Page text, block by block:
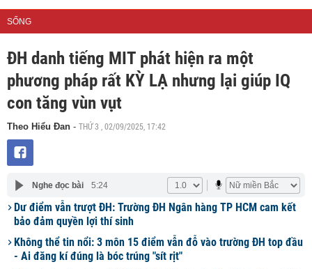
SỐNG
ĐH danh tiếng MIT phát hiện ra một
phương pháp rất KỲ LẠ nhưng lại giúp IQ
con tăng vùn vụt
Theo Hiểu Đan - THỨ 3 , 02/09/2025, 17:42
Nghe đọc bài 5:24
Dư điểm vẫn trượt ĐH: Trường ĐH Ngân hàng TP HCM cam kết
bảo đảm quyền lợi thí sinh
Không thể tin nổi: 3 môn 15 điểm vẫn đỗ vào trường ĐH top đầu
- Ai đăng kí đúng là bóc trúng "sít rịt"